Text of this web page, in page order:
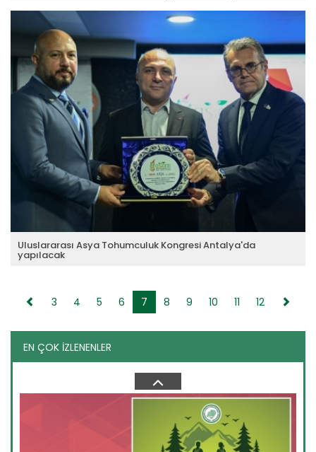
Devamını Oku ->
Uluslararası Asya Tohumculuk Kongresi Antalya'da
yapılacak
Tohumculuk Kongresi için Antalya Ticaret Borsası’nda bu önemli
buluşmaya ilişkin bir basın toplantısı düzenlendi.
3 4 5 6 7 8 9 10 11 12
EN ÇOK İZLENENLER
Bakan Yumaklı Kıbrıs’ta
Kuzey Kıbrıs Türk Cumhuriyeti’ni ziyaret eden Tarım ve Orman
Bakanı İbrahim...
Devamını Oku ->
Arap taylarından 40 milyon...
Tarım İşletmeleri Genel Müdürlüğü safkan Arap tayı
satışından 39 milyon 500...
Devamını Oku ->
Bakan Yumaklı kayısı hasadına...
Tarım ve Orman Bakanı İbrahim Yumaklı Malatya’da